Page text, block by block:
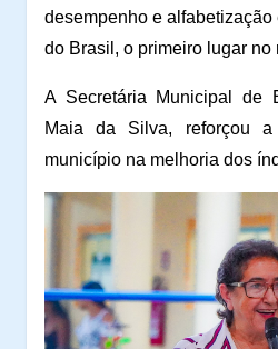
desempenho e
do Brasil, o primeiro lugar no
A Secretária Municipal de
Maia da Silva, reforçou a
município na melhoria dos